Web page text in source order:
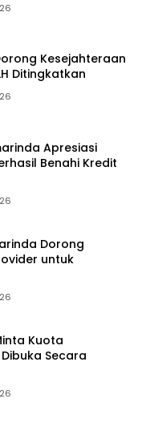
Kesejahteraan
Ditingkatkan
Apresiasi
Benahi Kredit
Dorong
untuk
Kuota
Secara